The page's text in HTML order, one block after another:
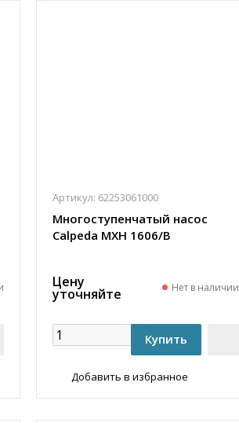
Артикул: 62253061000
Многоступенчатый насос
Calpeda MXH 1606/B
Цену
уточняйте Нет в наличии
Добавить в избранное